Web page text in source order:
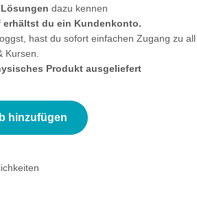
dazu kennen
erhältst du ein Kundenkonto.
hast du sofort einfachen Zugang zu all
Kursen.
Produkt ausgeliefert
hinzufügen